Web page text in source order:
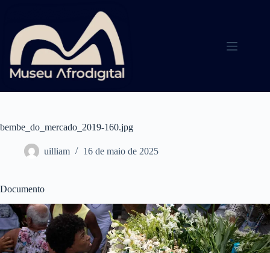
conteúdo
bembe_do_mercado_2019-160.jpg
uilliam 16 de maio de 2025
Documento